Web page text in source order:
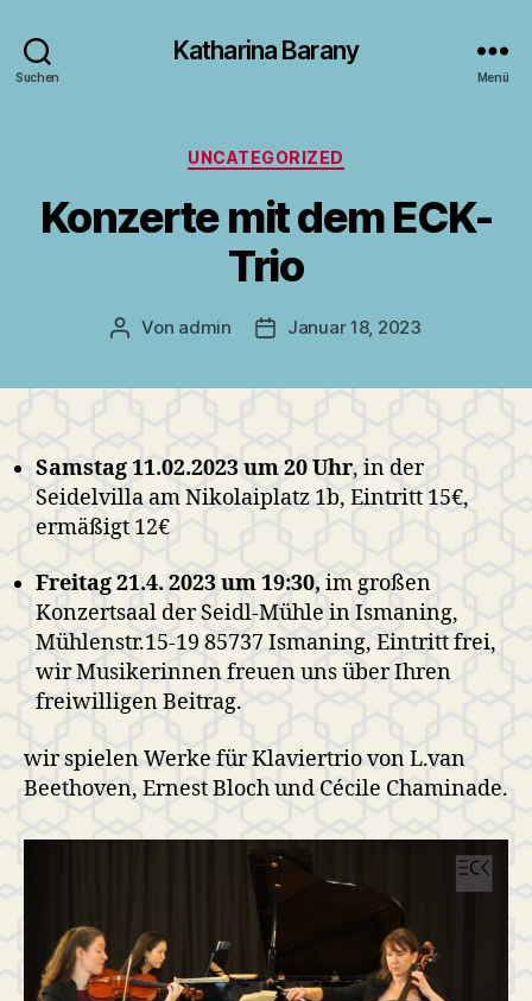
Suchen
Katharina Barany
Menü
Kategorien
UNCATEGORIZED
Konzerte mit dem ECK-
Trio
Beitragsautor
Von admin Veröffentlichungsdatum
Januar 18, 2023
Samstag 11.02.2023 um 20 Uhr, in der
Seidelvilla am Nikolaiplatz 1b, Eintritt 15€,
ermäßigt 12€
Freitag 21.4. 2023 um 19:30, im großen
Konzertsaal der Seidl-Mühle in Ismaning,
Mühlenstr.15-19 85737 Ismaning, Eintritt frei,
wir Musikerinnen freuen uns über Ihren
freiwilligen Beitrag.
wir spielen Werke für Klaviertrio von L.van
Beethoven, Ernest Bloch und Cécile Chaminade.